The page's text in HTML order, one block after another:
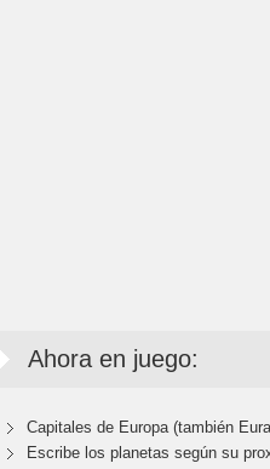
Ahora en juego:
Capitales de Europa (también
Escribe los planetas según su